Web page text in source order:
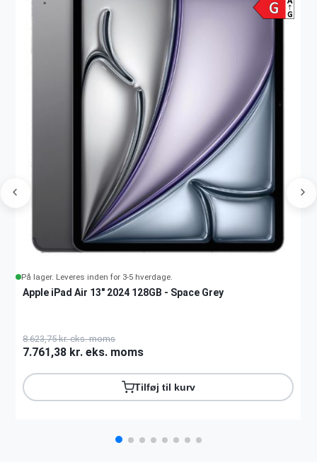
På lager. Leveres inden for 3-5 hverdage.
Apple iPad Air 13" 2024 128GB - Space Grey
8.623,75 kr. eks. moms
7.761,38 kr. eks. moms
Tilføj til kurv